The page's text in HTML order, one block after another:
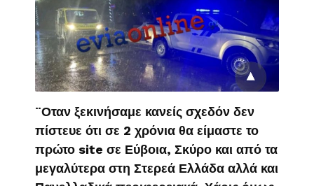
¨Οταν ξεκινήσαμε κανείς σχεδόν δεν
πίστευε ότι σε 2 χρόνια θα είμαστε το
πρώτο site σε Εύβοια, Σκύρο και από τα
μεγαλύτερα στη Στερεά Ελλάδα αλλά και